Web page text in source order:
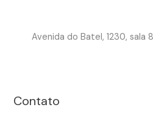
Avenida do Batel, 1230, sala
Contato